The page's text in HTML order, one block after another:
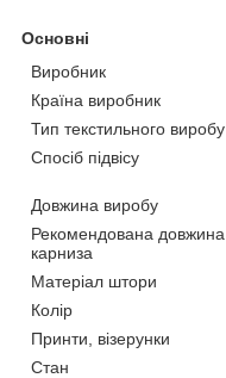
Основні
Виробник
Країна виробник
Тип текстильного виробу
Спосіб підвісу
Довжина виробу
Рекомендована довжина
карниза
Матеріал штори
Колір
Принти, візерунки
Стан